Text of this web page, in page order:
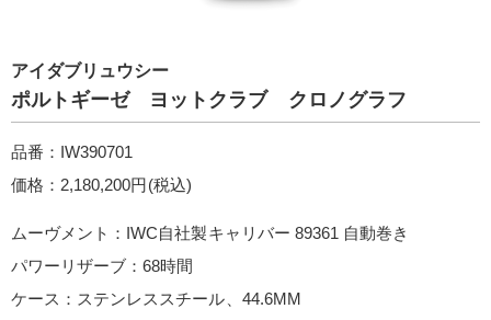
アイダブリュウシー
ポルトギーゼ ヨットクラブ クロノグラフ
品番：IW390701
価格：2,180,200円(税込)
ムーヴメント：IWC自社製キャリバー 89361 自動巻き
パワーリザーブ：68時間
ケース：ステンレススチール、44.6MM